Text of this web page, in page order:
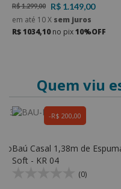
R$ 1.299,00
R$ 1.149,00
em até 10X sem juros
R$ 1034,10no pix10%OFF
Quem viu
R$ 200,00
Baú Casal 1,38m de
Soft - KR 04
(0)